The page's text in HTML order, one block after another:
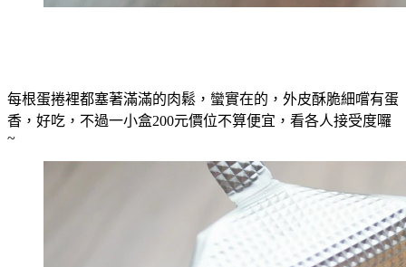
每根蛋捲裡都塞著滿滿的肉鬆，蠻實在的，外皮酥脆細嚐有蛋
香，好吃，不過一小盒200元價位不算便宜，看各人接受度囉
~